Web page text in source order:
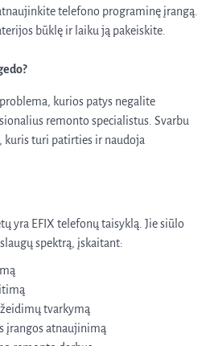
telefono programinę įrangą.
būklę ir laiku ją pakeiskite.
kurios patys negalite
remonto specialistus. Svarbu
kuris turi patirties ir naudoja
yra EFIX telefonų taisyklą. Jie siūlo
spektrą, įskaitant:
tvarkymą
įrangos atnaujinimą